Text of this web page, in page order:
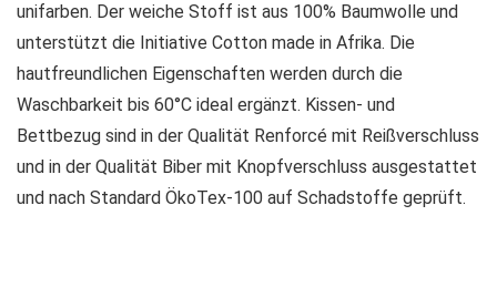
unifarben. Der weiche Stoff ist aus 100% Baumwolle und
unterstützt die Initiative Cotton made in Afrika. Die
hautfreundlichen Eigenschaften werden durch die
Waschbarkeit bis 60°C ideal ergänzt. Kissen- und
Bettbezug sind in der Qualität Renforcé mit Reißverschluss
und in der Qualität Biber mit Knopfverschluss ausgestattet
und nach Standard ÖkoTex-100 auf Schadstoffe geprüft.